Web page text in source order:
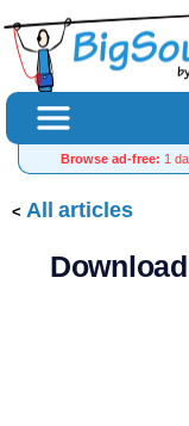
Browse ad-free: 1
All articles